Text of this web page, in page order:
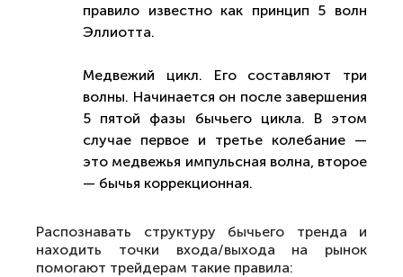
правило известно как принцип 5 волн
Эллиотта.
Медвежий цикл. Его составляют три
волны. Начинается он после завершения
5 пятой фазы бычьего цикла. В этом
случае первое и третье колебание —
это медвежья импульсная волна, второе
— бычья коррекционная.
Распознавать структуру бычьего тренда и
находить точки входа/выхода на рынок
помогают трейдерам такие правила: